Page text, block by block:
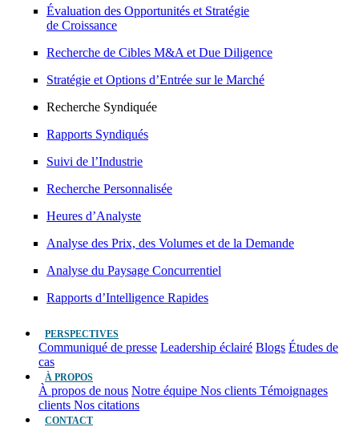
Évaluation des Opportunités et Stratégie
de Croissance
Recherche de Cibles M&A et Due Diligence
Stratégie et Options d’Entrée sur le Marché
Recherche Syndiquée
Rapports Syndiqués
Suivi de l’Industrie
Recherche Personnalisée
Heures d’Analyste
Analyse des Prix, des Volumes et de la Demande
Analyse du Paysage Concurrentiel
Rapports d’Intelligence Rapides
PERSPECTIVES
Communiqué de presse Leadership éclairé Blogs Études de
cas
À PROPOS
À propos de nous Notre équipe Nos clients Témoignages
clients Nos citations
CONTACT